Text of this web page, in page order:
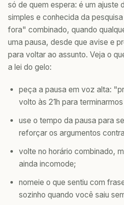
só de quem espera: é um ajuste
simples e conhecida da
fora" combinado, quando
uma pausa, desde que avise e
para voltar ao assunto. Veja o
a lei do gelo:
peça a pausa em voz alta:
volto às 21h para
use o tempo da pausa para
reforçar os argumentos
volte no horário combinado,
ainda incomode;
nomeie o que sentiu com
sozinho quando você saiu